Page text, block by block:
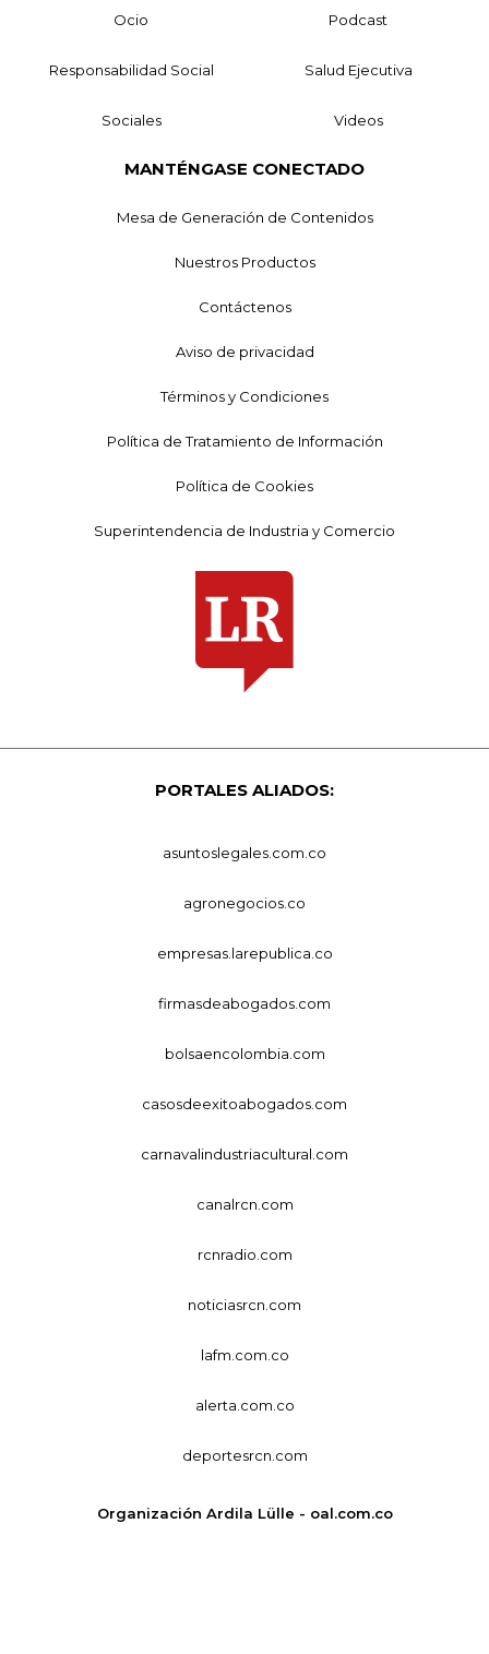
Ocio Podcast
Responsabilidad Social Salud Ejecutiva
Sociales Videos
MANTÉNGASE CONECTADO
Mesa de Generación de Contenidos
Nuestros Productos
Contáctenos
Aviso de privacidad
Términos y Condiciones
Política de Tratamiento de Información
Política de Cookies
Superintendencia de Industria y Comercio
PORTALES ALIADOS:
asuntoslegales.com.co
agronegocios.co
empresas.larepublica.co
firmasdeabogados.com
bolsaencolombia.com
casosdeexitoabogados.com
carnavalindustriacultural.com
canalrcn.com
rcnradio.com
noticiasrcn.com
lafm.com.co
alerta.com.co
deportesrcn.com
Organización Ardila Lülle - oal.com.co